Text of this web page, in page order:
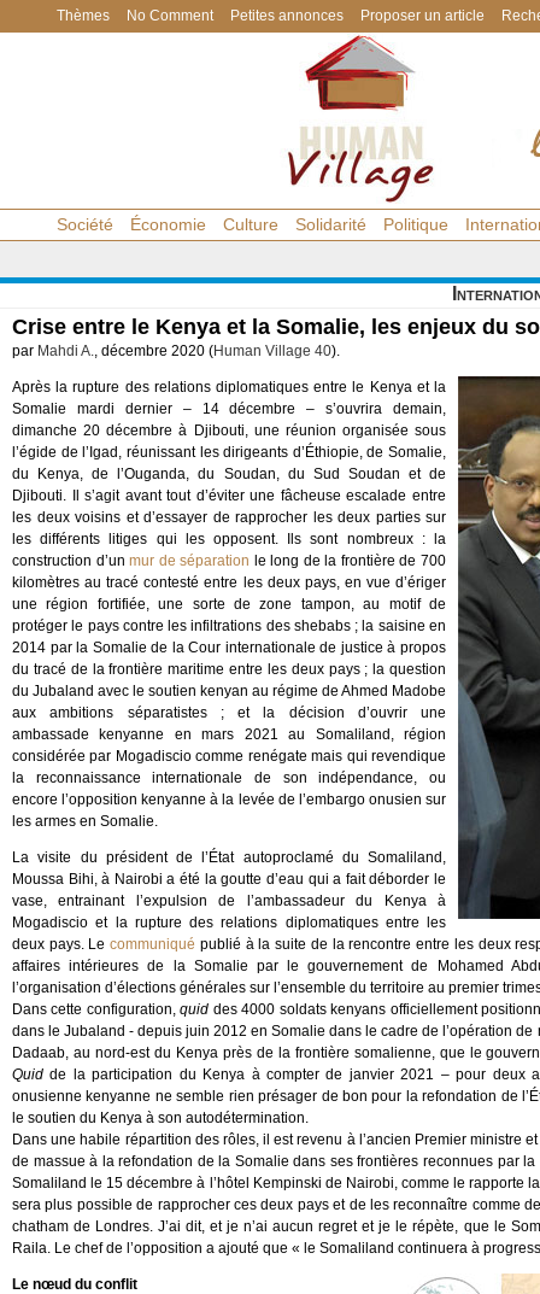
Thèmes No Comment Petites annonces Proposer un article
Société Économie Culture Solidarité Politique
Crise entre le Kenya et la Somalie, les enjeux du
par Mahdi A., décembre 2020 (Human Village 40).
Après la rupture des relations diplomatiques entre le Kenya et la
Somalie mardi dernier – 14 décembre – s’ouvrira demain,
dimanche 20 décembre à Djibouti, une réunion organisée sous
l’égide de l’Igad, réunissant les dirigeants d’Éthiopie, de Somalie,
du Kenya, de l’Ouganda, du Soudan, du Sud Soudan et de
Djibouti. Il s’agit avant tout d’éviter une fâcheuse escalade entre
les deux voisins et d’essayer de rapprocher les deux parties sur
les différents litiges qui les opposent. Ils sont nombreux : la
construction d’unmur de séparation le long de la frontière de 700
kilomètres au tracé contesté entre les deux pays, en vue d’ériger
une région fortifiée, une sorte de zone tampon, au motif de
protéger le pays contre les infiltrations des shebabs ; la saisine en
2014 par la Somalie de la Cour internationale de justice à propos
du tracé de la frontière maritime entre les deux pays ; la question
du Jubaland avec le soutien kenyan au régime de Ahmed Madobe
aux ambitions séparatistes ; et la décision d’ouvrir une
ambassade kenyanne en mars 2021 au Somaliland, région
considérée par Mogadiscio comme renégate mais qui revendique
la reconnaissance internationale de son indépendance, ou
encore l’opposition kenyanne à la levée de l’embargo onusien sur
les armes en Somalie.
La visite du président de l’État autoproclamé du Somaliland,
Moussa Bihi, à Nairobi a été la goutte d’eau qui a fait déborder le
vase, entrainant l’expulsion de l’ambassadeur du Kenya à
Mogadiscio et la rupture des relations diplomatiques entre les
deux pays. Lecommuniqué publié à la suite de la rencontre entre les deux
affaires intérieures de la Somalie par le gouvernement de Mohamed
l’organisation d’élections générales sur l’ensemble du territoire au premier
Dans cette configuration,quid des 4000 soldats kenyans officiellement
dans le Jubaland - depuis juin 2012 en Somalie dans le cadre de l’opération
Dadaab, au nord-est du Kenya près de la frontière somalienne, que le
Quid de la participation du Kenya à compter de janvier 2021 – pour deux
onusienne kenyanne ne semble rien présager de bon pour la refondation de
le soutien du Kenya à son autodétermination.
Dans une habile répartition des rôles, il est revenu à l’ancien Premier ministre
de massue à la refondation de la Somalie dans ses frontières reconnues par
Somaliland le 15 décembre à l’hôtel Kempinski de Nairobi, comme le rapporte
sera plus possible de rapprocher ces deux pays et de les reconnaître comme
chatham de Londres. J’ai dit, et je n’ai aucun regret et je le répète, que le
Raila. Le chef de l’opposition a ajouté que « le Somaliland continuera à
Le nœud du conflit